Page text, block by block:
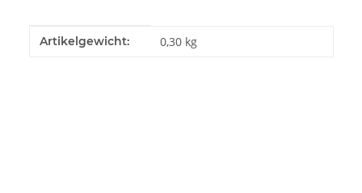
Produkteigenschaft
Wert
Artikelgewicht: 0,30 kg